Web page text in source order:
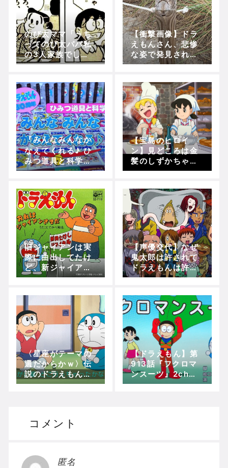
のび太ママ「うち
ってのび太パパ私
の3人家族でし
ょ」パパ「ドラえ
ろ」←これ
【衝撃画像】ドラ
えもんさん、悲惨
な姿で発見されて
しまうｗｗｗｗｗ
『みんなみんなか
なえてくれる♪ ひ
みつ道具と科学
《Part3》(どこで
ーお玉)』5ch(2c
h)の実況、ツッコ
ミ、感想！【ドラ
えもん50周年】
【宝島のヒロイ
ン】見どころは金
髪のしずかちゃん
だろうな！！
旧ジャイアンは実
際に曲出してたけ
ど、新ジャイアン
も曲出してたりす
【声優交代】なぜ
鬼太郎は許されて
ドラえもんは許さ
れないのか
〈星座がテーマの
週だからかｗ〉伝
説のドラえもんの
正座キターーーｗ
【ドラえもん】第
913話『フクロマ
ンスーツ』2chの
実況、ツッコミ、
コメント
匿名